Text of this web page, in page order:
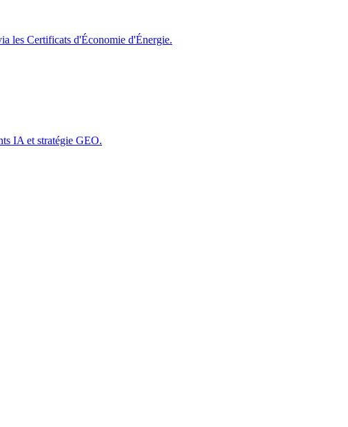
les Certificats d'Économie d'Énergie.
IA et stratégie GEO.